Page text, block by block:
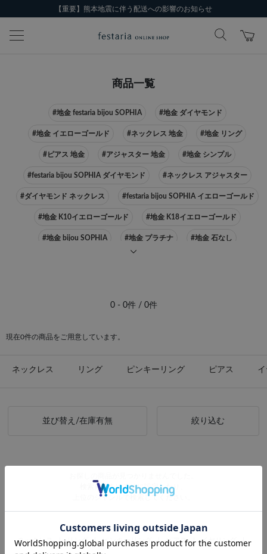
【重要】熊本地震に伴う配送への影響のお知らせ
商品一覧
#地金 festaria bijou SOPHIA #地金 ダイヤモンド
#地金 イエローゴールド #ネックレス 地金 #地金 リング
#ピアス 地金 #アジャスター 地金 #地金 シンプル
#festaria bijou SOPHIA ダイヤモンド #ネックレス アジャスター
#ダイヤモンド ネックレス #festaria bijou SOPHIA イエローゴールド
#地金 K10イエローゴールド #地金 K18イエローゴールド
#地金 bijou SOPHIA #地金 プラチナ #地金 石なし
0 - 0件 / 0件
現在0件の商品をご用意しています。
ネックレス リング ピンキーリング ピアス
並び替え/在庫有無 絞り込む
検索条件をゆるめに設定したり、
上位のジャンルで検索してください。
ネックレス | リング | ピンキーリング | ピアス | イヤリング |